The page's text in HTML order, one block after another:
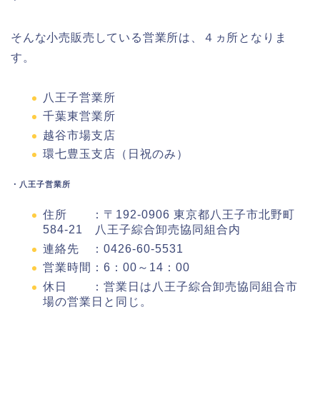
そんな小売販売している営業所は、４ヵ所となりま
す。
八王子営業所
千葉東営業所
越谷市場支店
環七豊玉支店（日祝のみ）
・八王子営業所
住所 ：〒192-0906 東京都八王子市北野町
584-21 八王子綜合卸売協同組合内
連絡先 ：0426-60-5531
営業時間：6：00～14：00
休日 ：営業日は八王子綜合卸売協同組合市
場の営業日と同じ。